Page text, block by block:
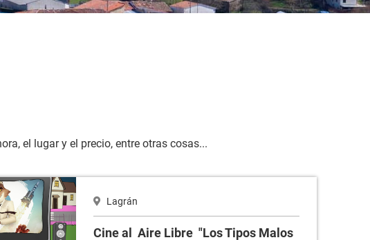
el lugar y el precio, entre otras cosas...
Tipos Malos 2"
Lagrán
Cine al Aire Libre "Los Tipos Malos